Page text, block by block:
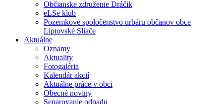
Občianske združenie Dráčik
eLSe klub
Pozemkové spoločenstvo urbáru občanov obce
Liptovské Sliače
Aktuálne
Oznamy
Aktuality
Fotogaléria
Kalendár akcií
Aktuálne práce v obci
Obecné noviny
Separovanie odpadu